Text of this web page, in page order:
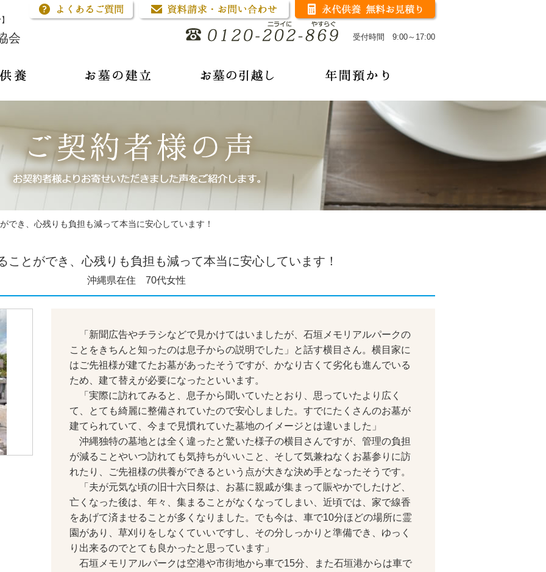
会 受付時間 9:00～17:00
でき、心残りも負担も減って本当に安心しています！
ことができ、心残りも負担も減って本当に安心しています！
沖縄県在住 70代女性
「新聞広告やチラシなどで見かけてはいましたが、石垣メモリアルパークの
ことをきちんと知ったのは息子からの説明でした」と話す横目さん。横目家に
はご先祖様が建てたお墓があったそうですが、かなり古くて劣化も進んでいる
ため、建て替えが必要になったといいます。
「実際に訪れてみると、息子から聞いていたとおり、思っていたより広く
て、とても綺麗に整備されていたので安心しました。すでにたくさんのお墓が
建てられていて、今まで見慣れていた墓地のイメージとは違いました」
沖縄独特の墓地とは全く違ったと驚いた様子の横目さんですが、管理の負担
が減ることやいつ訪れても気持ちがいいこと、そして気兼ねなくお墓参りに訪
れたり、ご先祖様の供養ができるという点が大きな決め手となったそうです。
「夫が元気な頃の旧十六日祭は、お墓に親戚が集まって賑やかでしたけど、
亡くなった後は、年々、集まることがなくなってしまい、近頃では、家で線香
をあげて済ませることが多くなりました。でも今は、車で10分ほどの場所に霊
園があり、草刈りをしなくていいですし、その分しっかりと準備でき、ゆっく
り出来るのでとても良かったと思っています」
石垣メモリアルパークは空港や市街地から車で15分、また石垣港からは車で